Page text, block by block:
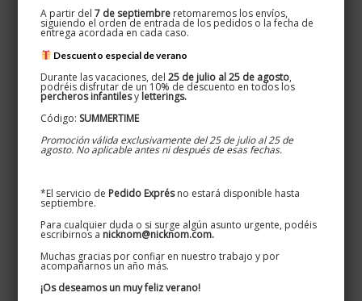
9/12 Saguaro S
62,00€
A partir del 7 de septiembre retomaremos los envíos,
siguiendo el orden de entrada de los pedidos o la fecha de
entrega acordada en cada caso.
Descuento especial de verano
Durante las vacaciones, del25 de julio al 25 de agosto,
podréis disfrutar de un 10% de descuento en todos los
percheros infantilesy letterings.
Código: SUMMERTIME
Promoción válida exclusivamente del 25 de julio al 25 de
agosto. No aplicable antes ni después de esas fechas.
*El servicio de Pedido Exprésno estará disponible hasta
septiembre.
Para cualquier duda o si surge algún asunto urgente, podéis
escribirnos a nicknom@nicknom.com.
Muchas gracias por confiar en nuestro trabajo y por
acompañarnos un año más.
¡Os deseamos un muy feliz verano!